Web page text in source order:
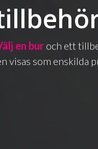
en bur och ett
visas som enskilda